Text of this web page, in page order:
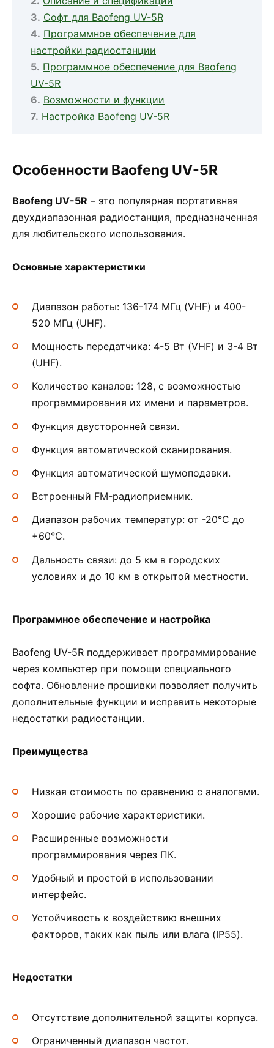
Софт для Baofeng UV-5R
Программное обеспечение для
настройки радиостанции
Программное обеспечение для Baofeng
UV-5R
Возможности и функции
Настройка Baofeng UV-5R
Особенности Baofeng UV-5R
Baofeng UV-5R – это популярная портативная
двухдиапазонная радиостанция, предназначенная
для любительского использования.
Основные характеристики
Диапазон работы: 136-174 МГц (VHF) и 400-
520 МГц (UHF).
Мощность передатчика: 4-5 Вт (VHF) и 3-4 Вт
(UHF).
Количество каналов: 128, с возможностью
программирования их имени и параметров.
Функция двусторонней связи.
Функция автоматической сканирования.
Функция автоматической шумоподавки.
Встроенный FM-радиоприемник.
Диапазон рабочих температур: от -20°C до
+60°C.
Дальность связи: до 5 км в городских
условиях и до 10 км в открытой местности.
Программное обеспечение и настройка
Baofeng UV-5R поддерживает программирование
через компьютер при помощи специального
софта. Обновление прошивки позволяет получить
дополнительные функции и исправить некоторые
недостатки радиостанции.
Преимущества
Низкая стоимость по сравнению с аналогами.
Хорошие рабочие характеристики.
Расширенные возможности
программирования через ПК.
Удобный и простой в использовании
интерфейс.
Устойчивость к воздействию внешних
факторов, таких как пыль или влага (IP55).
Недостатки
Отсутствие дополнительной защиты корпуса.
Ограниченный диапазон частот.